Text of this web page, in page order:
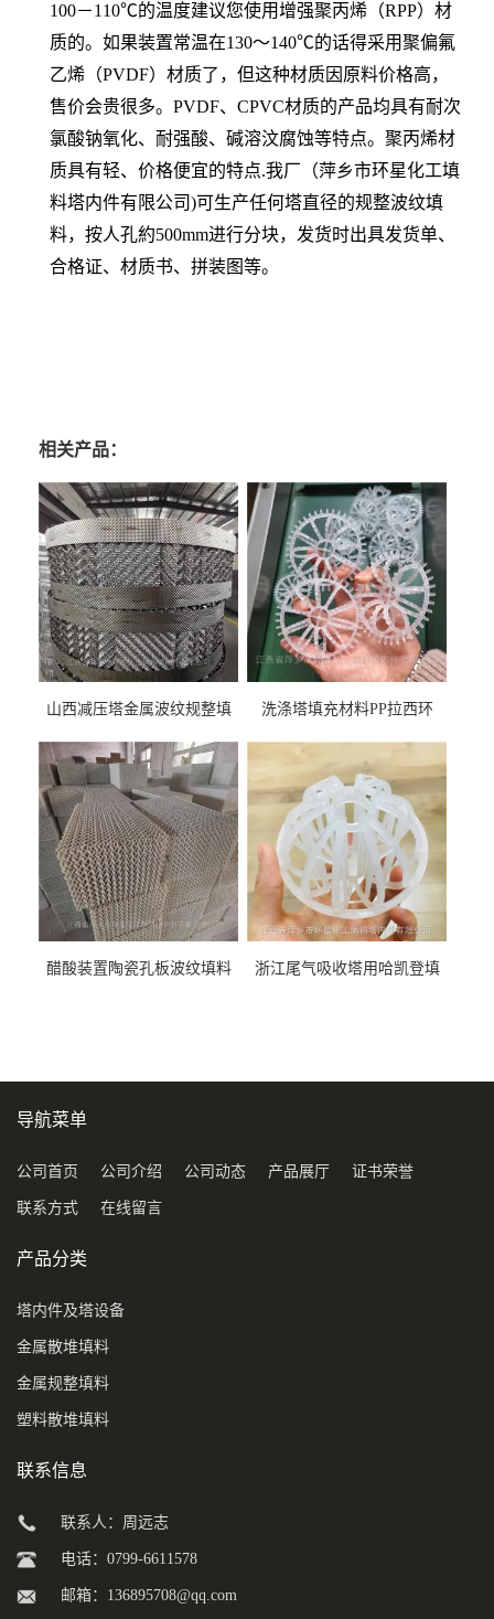
100－110℃的温度建议您使用增强聚丙烯（RPP）材
质的。如果装置常温在130～140℃的话得采用聚偏氟
乙烯（PVDF）材质了，但这种材质因原料价格高，
售价会贵很多。PVDF、CPVC材质的产品均具有耐次
氯酸钠氧化、耐强酸、碱溶汶腐蚀等特点。聚丙烯材
质具有轻、价格便宜的特点.我厂（萍乡市环星化工填
料塔内件有限公司)可生产任何塔直径的规整波纹填
料，按人孔約500mm进行分块，发货时出具发货单、
合格证、材质书、拼装图等。
相关产品：
山西减压塔金属波纹规整填
料
洗涤塔填充材料PP拉西环
醋酸装置陶瓷孔板波纹填料
浙江尾气吸收塔用哈凯登填
导航菜单
公司首页 公司介绍 公司动态 产品展厅 证书荣誉
联系方式 在线留言
产品分类
塔内件及塔设备
金属散堆填料
金属规整填料
塑料散堆填料
联系信息
联系人：周远志
电话：0799-6611578
邮箱： 136895708@qq.com